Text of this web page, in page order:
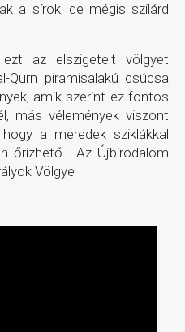
a sírok, de mégis szilárd
az elszigetelt völgyet
Qurn piramisalakú csúcsa
amik szerint ez fontos
más vélemények viszont
a meredek sziklákkal
őrizhető. Az Újbirodalom
Völgye